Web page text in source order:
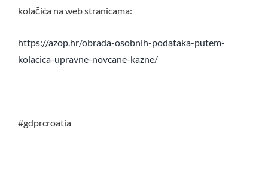
kolačića na web stranicama:
https://azop.hr/obrada-osobnih-podataka-putem-
kolacica-upravne-novcane-kazne/
#gdprcroatia